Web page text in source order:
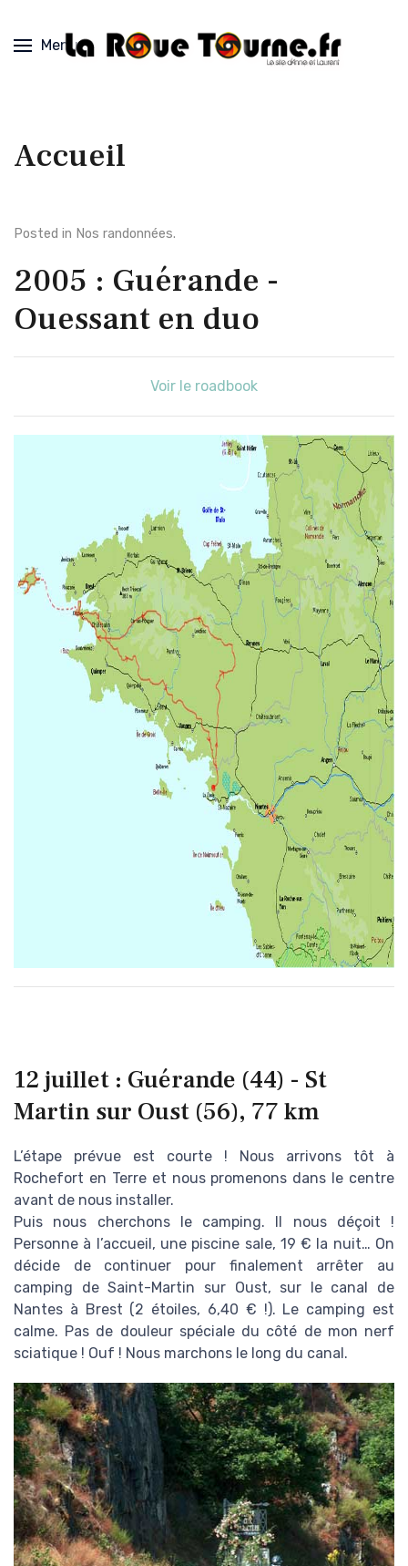
Menu
Accueil
Posted in Nos randonnées.
2005 : Guérande -
Ouessant en duo
Voir le roadbook
12 juillet : Guérande (44) - St
Martin sur Oust (56), 77 km
L’étape prévue est courte ! Nous arrivons tôt à
Rochefort en Terre et nous promenons dans le centre
avant de nous installer.
Puis nous cherchons le camping. Il nous déçoit !
Personne à l’accueil, une piscine sale, 19 € la nuit… On
décide de continuer pour finalement arrêter au
camping de Saint-Martin sur Oust, sur le canal de
Nantes à Brest (2 étoiles, 6,40 € !). Le camping est
calme. Pas de douleur spéciale du côté de mon nerf
sciatique ! Ouf ! Nous marchons le long du canal.